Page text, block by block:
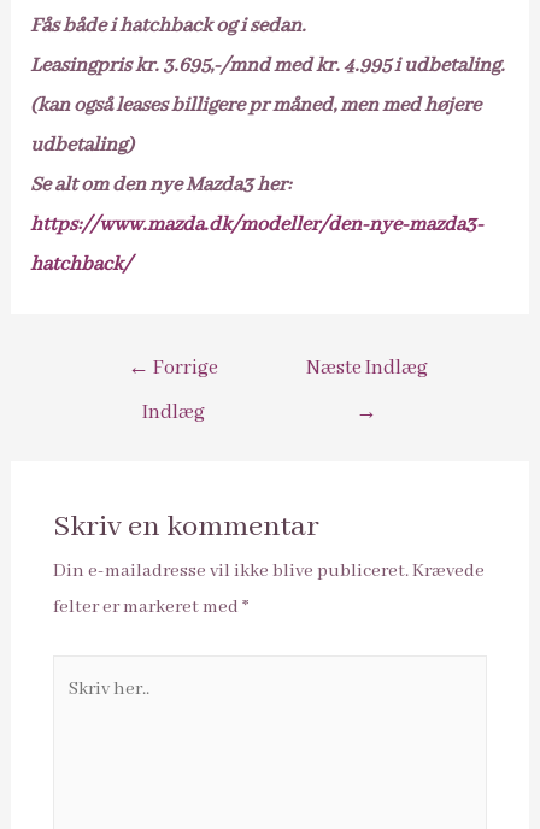
Fås både i hatchback og i sedan.
Leasingpris kr. 3.695,-/mnd med kr. 4.995 i udbetaling.
(kan også leases billigere pr måned, men med højere
udbetaling)
Se alt om den nye Mazda3 her:
https://www.mazda.dk/modeller/den-nye-mazda3-
hatchback/
Indlægsnavigation
← Forrige
Indlæg
Næste Indlæg
→
Skriv en kommentar
Din e-mailadresse vil ikke blive publiceret.Krævede
felter er markeret med *